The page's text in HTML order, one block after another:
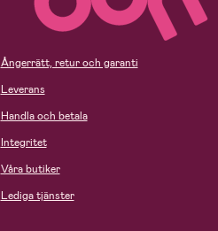
Ångerrätt, retur och garanti
Leverans
Handla och betala
Integritet
Våra butiker
Lediga tjänster